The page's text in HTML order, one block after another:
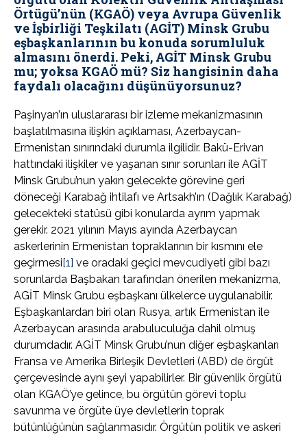
Örtügü’nün (KGAÖ) veya Avrupa Güvenlik
ve İşbirliği Teşkilatı (AGİT) Minsk Grubu
eşbaşkanlarının bu konuda sorumluluk
almasını önerdi. Peki, AGİT Minsk Grubu
mu; yoksa KGAÖ mü? Siz hangisinin daha
faydalı olacağını düşünüyorsunuz?
Paşinyan’ın uluslararası bir izleme mekanizmasının
başlatılmasına ilişkin açıklaması, Azerbaycan-
Ermenistan sınırındaki durumla ilgilidir. Bakü-Erivan
hattındaki ilişkiler ve yaşanan sınır sorunları ile AGİT
Minsk Grubu’nun yakın gelecekte görevine geri
döneceği Karabağ ihtilafı ve Artsakh’ın (Dağlık Karabağ)
gelecekteki statüsü gibi konularda ayrım yapmak
gerekir. 2021 yılının Mayıs ayında Azerbaycan
askerlerinin Ermenistan topraklarının bir kısmını ele
geçirmesi[1] ve oradaki geçici mevcudiyeti gibi bazı
sorunlarda Başbakan tarafından önerilen mekanizma,
AGİT Minsk Grubu eşbaşkanı ülkelerce uygulanabilir.
Eşbaşkanlardan biri olan Rusya, artık Ermenistan ile
Azerbaycan arasında arabuluculuğa dahil olmuş
durumdadır. AGİT Minsk Grubu’nun diğer eşbaşkanları
Fransa ve Amerika Birleşik Devletleri (ABD) de örgüt
çerçevesinde aynı şeyi yapabilirler. Bir güvenlik örgütü
olan KGAÖ’ye gelince, bu örgütün görevi toplu
savunma ve örgüte üye devletlerin toprak
bütünlüğünün sağlanmasıdır. Örgütün politik ve askeri